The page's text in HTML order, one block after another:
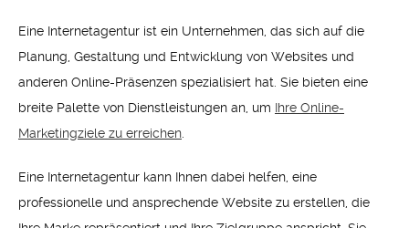
Eine Internetagentur ist ein Unternehmen, das sich auf die
Planung, Gestaltung und Entwicklung von Websites und
anderen Online-Präsenzen spezialisiert hat. Sie bieten eine
breite Palette von Dienstleistungen an, um Ihre Online-
Marketingziele zu erreichen
Eine Internetagentur kann Ihnen dabei helfen, eine
professionelle und ansprechende Website zu erstellen, die